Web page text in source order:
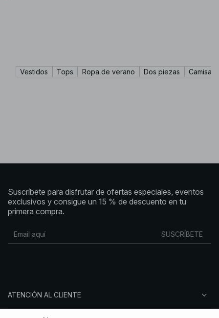
Vestidos Tops Ropa de verano Dos piezas Camisas
Suscríbete para disfrutar de ofertas especiales, eventos
exclusivos y consigue un 15 % de descuento en tu
primera compra.
SUSCRÍBETE
ATENCIÓN AL CLIENTE